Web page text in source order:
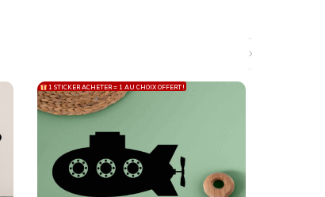
1 STICKER ACHETER = 1 AU CHOIX OFFERT !